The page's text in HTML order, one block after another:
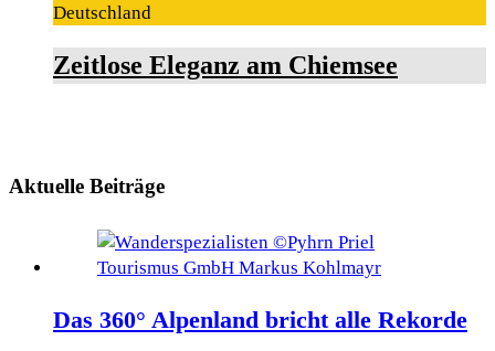
Deutschland
Zeitlose Eleganz am Chiemsee
Aktuelle Beiträge
Das 360° Alpenland bricht alle Rekorde